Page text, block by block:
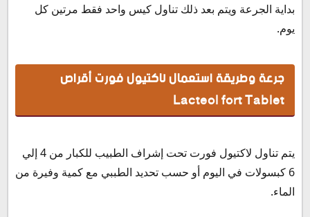
بداية الجرعة ويتم بعد ذلك تناول كيس واحد فقط مرتين كل
يوم.
جرعة وطريقة استعمال لاكتيول فورت أقراص
Lacteol fort Tablet
يتم تناول لاكتيول فورت تحت إشراف الطبيب للكبار من 4 إلي
6 كبسولات في اليوم أو حسب تحديد الطببي مع كمية وفيرة من
الماء.